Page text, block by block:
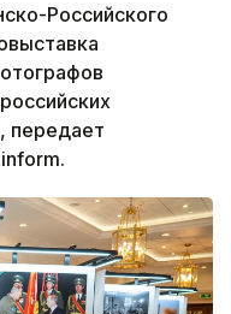
Российского
передает